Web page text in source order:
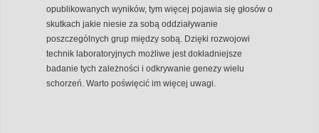
opublikowanych wyników, tym więcej pojawia się głosów o
skutkach jakie niesie za sobą oddziaływanie
poszczególnych grup między sobą. Dzięki rozwojowi
technik laboratoryjnych możliwe jest dokładniejsze
badanie tych zależności i odkrywanie genezy wielu
schorzeń. Warto poświęcić im więcej uwagi.